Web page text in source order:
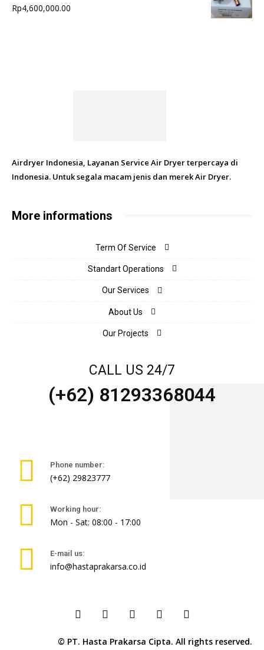
Rp4,600,000.00
Airdryer Indonesia, Layanan Service Air Dryer terpercaya di
Indonesia. Untuk segala macam jenis dan merek Air Dryer.
More informations
Term Of Service
Standart Operations
Our Services
About Us
Our Projects
CALL US 24/7
(+62) 81293368044
Phone number:
(+62) 29823777
Working hour:
Mon - Sat: 08:00 - 17:00
E-mail us:
info@hastaprakarsa.co.id
© PT. Hasta Prakarsa Cipta. All rights reserved.